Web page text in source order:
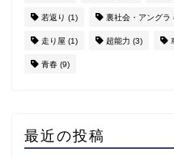
若返り (1) 裏社会・アングラ
走り屋 (1) 超能力 (3)
青春 (9)
最近の投稿